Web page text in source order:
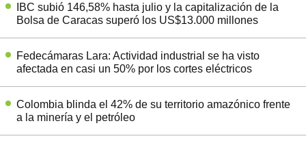
IBC subió 146,58% hasta julio y la capitalización de la
Bolsa de Caracas superó los US$13.000 millones
Fedecámaras Lara: Actividad industrial se ha visto
afectada en casi un 50% por los cortes eléctricos
Colombia blinda el 42% de su territorio amazónico frente
a la minería y el petróleo